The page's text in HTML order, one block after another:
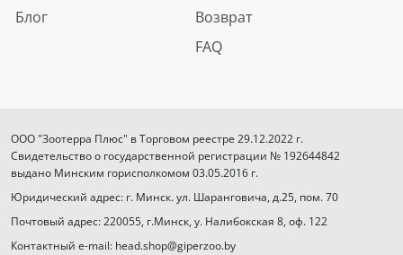
Блог
Возврат
FAQ
ООО "Зоотерра Плюс" в Торговом реестре 29.12.2022 г.
Свидетельство о государственной регистрации № 192644842
выдано Минским горисполкомом 03.05.2016 г.
Юридический адрес: г. Минск. ул. Шаранговича, д.25, пом. 70
Почтовый адрес: 220055, г.Минск, у. Налибокская 8, оф. 122
Контактный e-mail: head.shop@giperzoo.by